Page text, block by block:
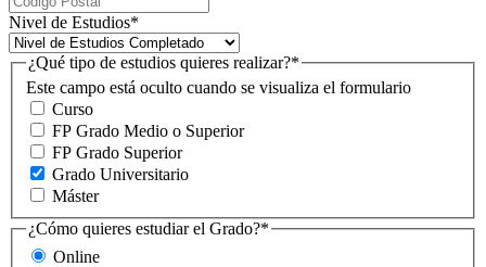
Nivel de Estudios*
Este campo está oculto cuando se visualiza el formulario
¿Qué tipo de estudios quieres realizar?*
Curso
FP Grado Medio o Superior
FP Grado Superior
Grado Universitario
Máster
¿Cómo quieres estudiar el Grado?*
Online